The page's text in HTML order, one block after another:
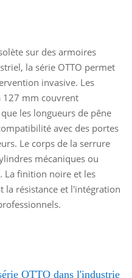
sur des armoires
la série OTTO permet
invasive. Les
127 mm couvrent
les longueurs de pêne
avec des portes
Le corps de la serrure
mécaniques ou
La finition noire et les
la résistance et l'intégration
OTTO dans l'industrie